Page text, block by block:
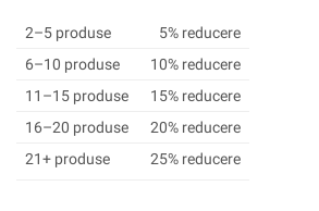
™
Fibre
Disc
1182C,
80+,
2–5 produse
5% reducere
6–10 produse
10% reducere
11–15 produse
15% reducere
16–20 produse
20% reducere
21+ produse
25% reducere